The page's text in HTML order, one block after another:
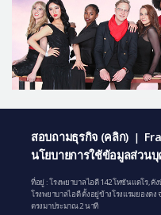
สอบถามธุรกิจ (คลิก) |
นโยบายการใช้ข้อมูลส่วน
ที่อยู่ : โรงพยาบาลไอดี 142 โทซันแดโร, คั
โรงพยาบาลไอดี ตั้งอยู่ข้างโรงแรมยองด
ตรงมาประมาณ 2 นาที